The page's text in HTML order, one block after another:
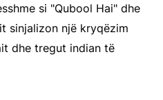
si "Qubool Hai" dhe
sinjalizon një kryqëzim
dhe tregut indian të